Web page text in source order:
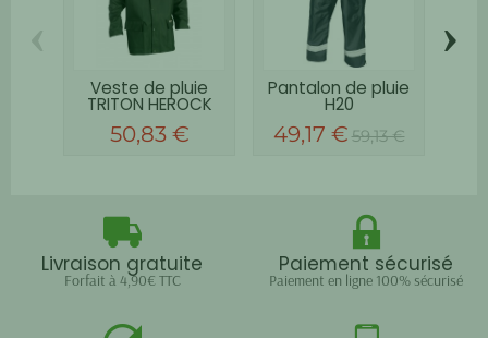
Veste de pluie
TRITON HEROCK
50,83 €
Pantalon de pluie
H20
49,17 € 59,13 €
›
Livraison gratuite
Forfait à 4,90€ TTC
Paiement sécurisé
Paiement en ligne 100% sécurisé